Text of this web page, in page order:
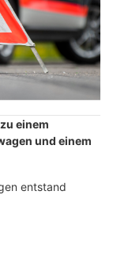
einem
und einem
entstand